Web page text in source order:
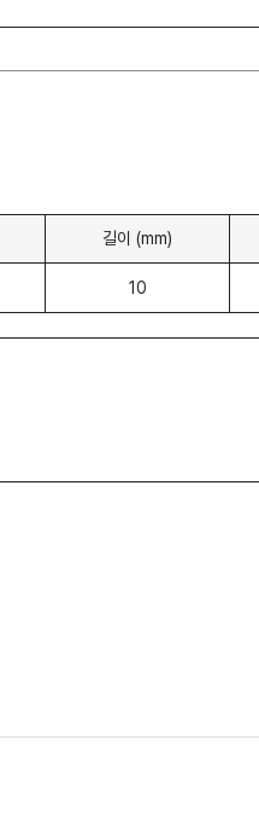
길이 (mm)
10